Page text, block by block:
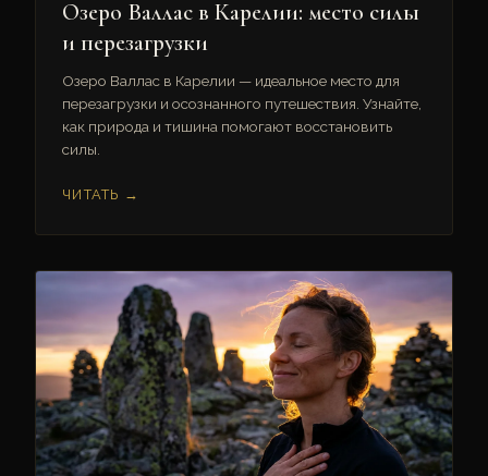
Озеро Валлас в Карелии: место силы
и перезагрузки
Озеро Валлас в Карелии — идеальное место для
перезагрузки и осознанного путешествия. Узнайте,
как природа и тишина помогают восстановить
силы.
ЧИТАТЬ →